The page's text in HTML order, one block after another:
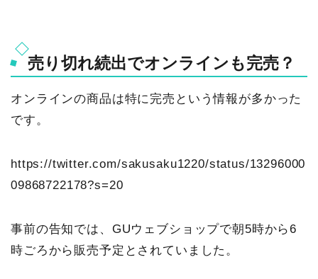
売り切れ続出でオンラインも完売？
オンラインの商品は特に完売という情報が多かった
です。
https://twitter.com/sakusaku1220/status/13296000
09868722178?s=20
事前の告知では、GUウェブショップで朝5時から6
時ごろから販売予定とされていました。